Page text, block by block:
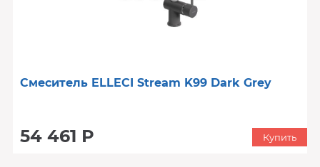
Смеситель ELLECI Stream K99 Dark Grey
54 461 Р Купить